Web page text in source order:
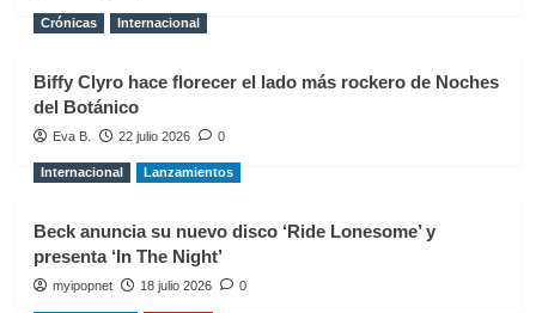
Crónicas Internacional
Biffy Clyro hace florecer el lado más rockero de Noches
del Botánico
Eva B. 22 julio 2026 0
Internacional Lanzamientos
Beck anuncia su nuevo disco ‘Ride Lonesome’ y
presenta ‘In The Night’
myipopnet 18 julio 2026 0